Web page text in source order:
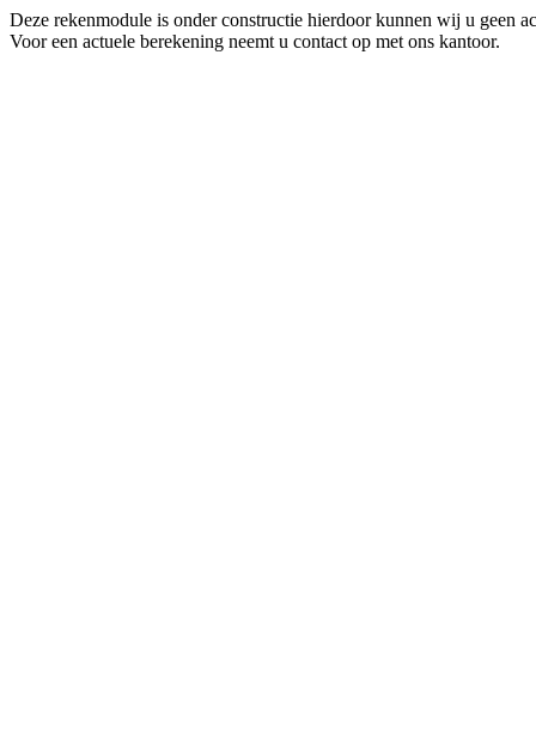
Deze rekenmodule is onder constructie hierdoor kunnen wij u geen
Voor een actuele berekening neemt u contact op met ons kantoor.